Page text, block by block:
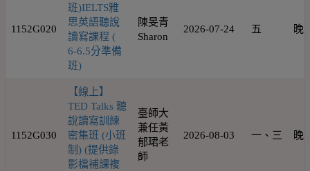
1152G020
班)IELTS雅
思英語聽說
讀寫課程 (
6-6.5分準備
班)
陳旻青
Sharon
2026-07-24 五 晚
1152G030
【線上】
TED Talks 聽
說讀寫訓練
密集班 (小班
制) (提供錄
影檔補課複
臺師大
兼任黃
郁珺老
師
2026-08-03 一、三 晚